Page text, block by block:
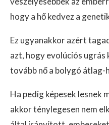
hogy a hő kedvez a
Ez ugyanakkor azért
azt, hogy evolúciós ugrás
tovább nő a bolygó átlag-
Ha pedig képesek lesnek
akkor ténylegesen nem